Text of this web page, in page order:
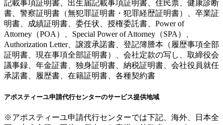
記載事項証明書、出生届記載事項証明書、住民票、健康診断
書、警察証明書（無犯罪証明書・犯罪経歴証明書）、卒業証
明書、成績証明書、委任状、授権委託書、Power of
Attorney（POA）、Special Power of Attorney（SPA）、
Authorization Letter、譲渡承諾書、登記簿謄本（履歴事項全部
証明書、現在事項全部証明書）、会社定款の写し、取締役会
議事録、年金証書、独身証明書、納税証明書、会社役員就任
承諾書、履歴書、在籍証明書、各種契約書
アポスティーユ申請代行センターのサービス提供地域
※アポスティーユ申請代行センターでは下記、海外、日本全